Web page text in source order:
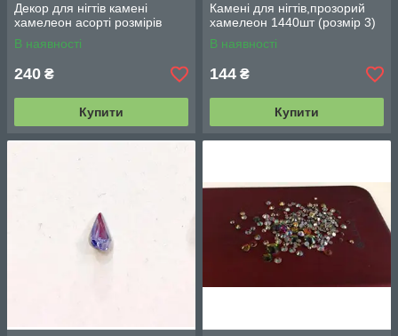
Декор для нігтів камені
хамелеон асорті розмірів
В наявності
240 ₴
Купити
Камені для нігтів,прозорий
хамелеон 1440шт (розмір 3)
В наявності
144 ₴
Купити